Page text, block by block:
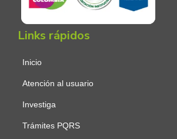
Links rápidos
Inicio
Atención al usuario
Investiga
Trámites PQRS